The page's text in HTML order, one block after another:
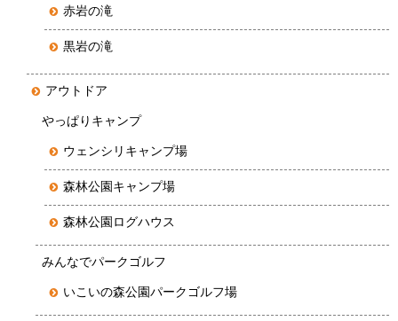
赤岩の滝
黒岩の滝
アウトドア
やっぱりキャンプ
ウェンシリキャンプ場
森林公園キャンプ場
森林公園ログハウス
みんなでパークゴルフ
いこいの森公園パークゴルフ場